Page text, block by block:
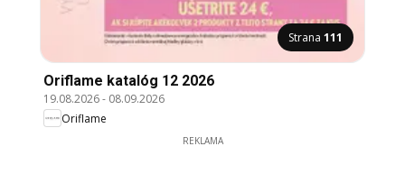
Strana 111
Oriflame katalóg 12 2026
19.08.2026- 08.09.2026
Oriflame
REKLAMA